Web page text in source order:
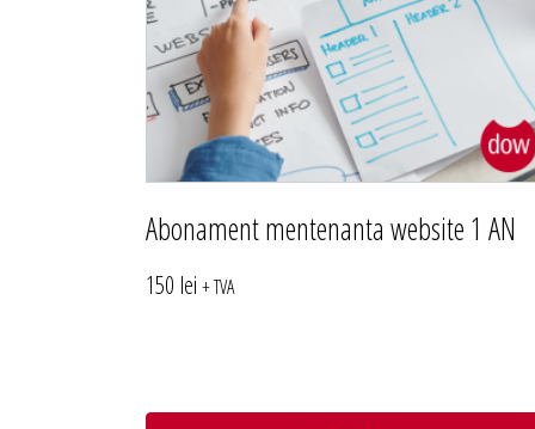
Implementare plata card
Abonament mentenanta website 1 AN
150 lei + TVA